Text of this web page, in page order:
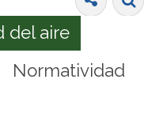
del aire
Normatividad